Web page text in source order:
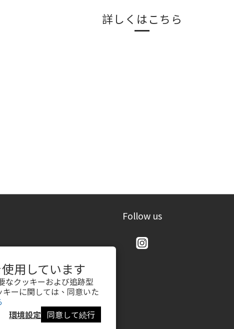
用しています
なクッキーおよび追跡型
ーに関しては、同意いた
環境設定 同意して続行
詳しくはこちら
Follow us